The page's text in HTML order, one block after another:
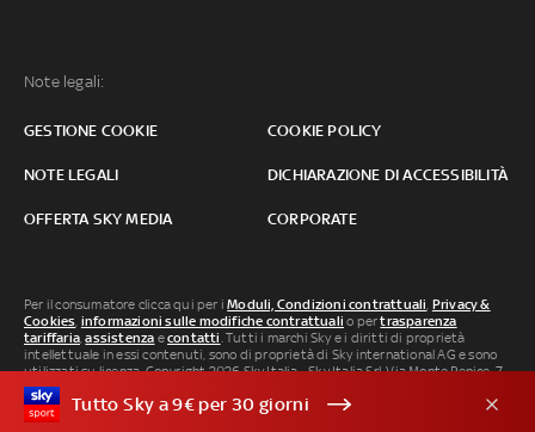
Note legali:
GESTIONE COOKIE COOKIE POLICY
NOTE LEGALI DICHIARAZIONE DI ACCESSIBILITÀ
OFFERTA SKY MEDIA CORPORATE
Per il consumatore clicca qui per iModuli, Condizioni contrattuali, Privacy &
Cookies, informazioni sulle modifiche contrattuali o pertrasparenza
tariffaria,assistenza econtatti. Tutti i marchi Sky e i diritti di proprietà
intellettuale in essi contenuti, sono di proprietà di Sky international AG e sono
utilizzati su licenza. Copyright 2026 Sky Italia - Sky Italia Srl Via Monte Penice, 7 -
20138 Milano P.IVA 04619241005. SkyTG24: ISSN 3035-1537 e SkySport: ISSN
3035-1545.Segnalazione Abusi
Tutto Sky a 9€ per 30 giorni